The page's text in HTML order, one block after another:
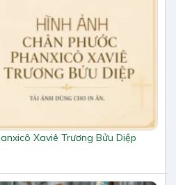
Xaviê Trương Bửu Diệp